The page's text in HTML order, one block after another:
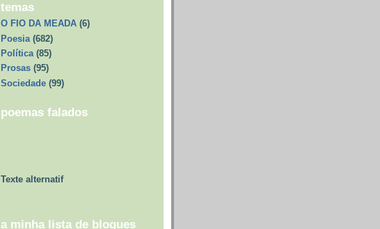
temas
O FIO DA MEADA (6)
Poesia (682)
Política (85)
Prosas (95)
Sociedade (99)
poemas falados
Texte alternatif
a minha lista de blogues